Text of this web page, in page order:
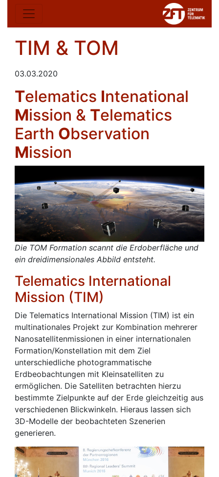
TIM & TOM
03.03.2020
Telematics Intenational
Mission & Telematics
Earth Observation
Mission
Die TOM Formation scannt die Erdoberfläche und
ein dreidimensionales Abbild entsteht.
Telematics International
Mission (TIM)
Die Telematics International Mission (TIM) ist ein
multinationales Projekt zur Kombination mehrerer
Nanosatellitenmissionen in einer internationalen
Formation/Konstellation mit dem Ziel
unterschiedliche photogrammatische
Erdbeobachtungen mit Kleinsatelliten zu
ermöglichen. Die Satelliten betrachten hierzu
bestimmte Zielpunkte auf der Erde gleichzeitig aus
verschiedenen Blickwinkeln. Hieraus lassen sich
3D-Modelle der beobachteten Szenerien
generieren.